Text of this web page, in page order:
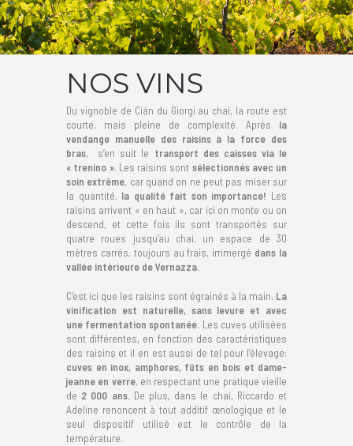
NOS VINS
Du vignoble de Cián du Giorgi au chai, la route est
courte, mais pleine de complexité. Après la
vendange manuelle des raisins à la force des
bras, s’en suit le transport des caisses via le
« trenino ». Les raisins sont sélectionnés avec un
soin extrême, car quand on ne peut pas miser sur
la quantité, la qualité fait son importance! Les
raisins arrivent « en haut », car ici on monte ou on
descend, et cette fois ils sont transportés sur
quatre roues jusqu’au chai, un espace de 30
mètres carrés, toujours au frais, immergé dans la
vallée intérieure de Vernazza.
C’est ici que les raisins sont égrainés à la main. La
vinification est naturelle, sans levure et avec
une fermentation spontanée. Les cuves utilisées
sont différentes, en fonction des caractéristiques
des raisins et il en est aussi de tel pour l’élevage:
cuves en inox, amphores, fûts en bois et dame-
jeanne en verre, en respectant une pratique vieille
de 2 000 ans.De plus, dans le chai, Riccardo et
Adeline renoncent à tout additif œnologique et le
seul dispositif utilisé est le contrôle de la
température.